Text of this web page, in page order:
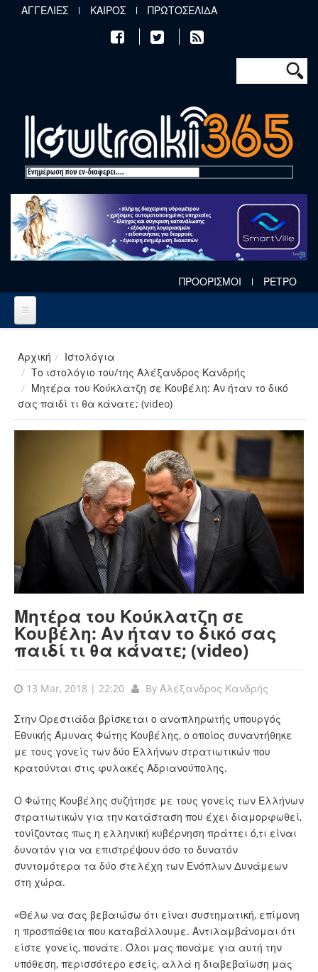
Παράκαμψη προς το κυρίως περιεχόμενο
ΑΓΓΕΛΙΕΣ ΚΑΙΡΟΣ ΠΡΩΤΟΣΕΛΙΔΑ
Φόρμα
Αναζήτηση
ΠΡΟΟΡΙΣΜΟΙ ΡΕΤΡΟ
Αρχική
Ιστολόγια
Το ιστολόγιο του/της Αλέξανδρος Κανδρής
Μητέρα του Κούκλατζη σε Κουβέλη: Αν ήταν το δικό
σας παιδί τι θα κάνατε; (video)
Μητέρα του Κούκλατζη σε
Κουβέλη: Αν ήταν το δικό σας
παιδί τι θα κάνατε; (video)
13 Mar, 2018 | 22:20 By Αλέξανδρος Κανδρής
Στην Ορεστιάδα βρίσκεται ο αναπληρωτής υπουργός
Εθνικής Άμυνας Φώτης Κουβέλης, ο οποίος συναντήθηκε
με τους γονείς των δύο Ελλήνων στρατιωτικών που
κρατούνται στις φυλακές Αδριανούπολης.
Ο Φώτης Κουβέλης συζήτησε με τους γονείς των Ελλήνων
στρατιωτικών για την κατάσταση που έχει διαμορφωθεί,
τονίζοντας πως η ελληνική κυβέρνηση πράττει ό,τι είναι
δυνατόν για να επιστρέψουν όσο το δυνατόν
συντομότερα τα δύο στελέχη των Ενόπλων Δυνάμεων
στη χώρα.
«Θέλω να σας βεβαιώσω ότι είναι συστηματική, επίμονη
η προσπάθεια που καταβάλλουμε. Αντιλαμβάνομαι ότι
είστε γονείς, πονάτε. Όλοι μας πονάμε για αυτή την
υπόθεση, περισσότερο εσείς, αλλά η διαβεβαίωση μας